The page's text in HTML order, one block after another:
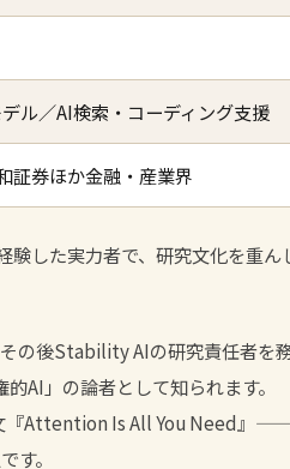
ル／AI検索・コーディング支援
証券ほか金融・産業界
した実力者で、研究文化を重
の後Stability AIの研究責任者を
AI」の論者として知られます。
『Attention Is All You Need』
す。